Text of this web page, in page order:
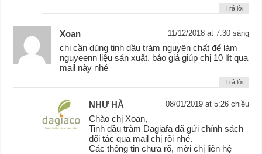
Trả lời
Xoan 11/12/2018 at 7:30 sáng
chị cần dùng tinh dầu tràm nguyên chất để làm
nguyeenn liệu sản xuất. báo giá giúp chị 10 lít qua
mail này nhé
Trả lời
NHƯ HÀ 08/01/2019 at 5:26 chiều
Chào chị Xoan,
Tinh dầu tràm Dagiafa đã gửi chính sách
đối tác qua mail chị rồi nhé.
Các thông tin chưa rõ, mời chị liên hệ